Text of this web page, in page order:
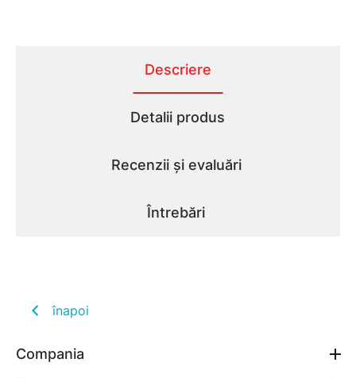
Descriere
Detalii produs
Recenzii și evaluări
Întrebări
înapoi
Compania